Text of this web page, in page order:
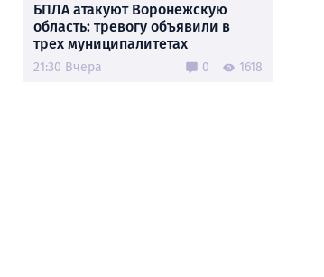
БПЛА атакуют Воронежскую
область: тревогу объявили в
трех муниципалитетах
21:30 Вчера 0 1618